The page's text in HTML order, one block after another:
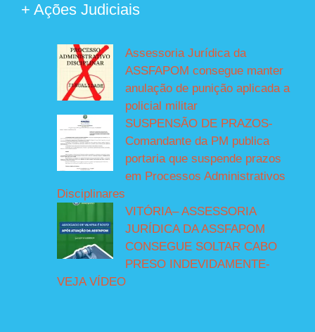
+ Ações Judiciais
Assessoria Jurídica da
ASSFAPOM consegue manter
anulação de punição aplicada a
policial militar
SUSPENSÃO DE PRAZOS-
Comandante da PM publica
portaria que suspende prazos
em Processos Administrativos
Disciplinares
VITÓRIA– ASSESSORIA
JURÍDICA DA ASSFAPOM
CONSEGUE SOLTAR CABO
PRESO INDEVIDAMENTE-
VEJA VÍDEO